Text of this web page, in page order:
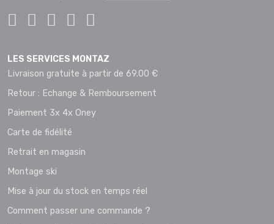
LES SERVICES MONTAZ
Livraison gratuite à partir de 69.00 €
Retour : Echange & Remboursement
Paiement 3x 4x Oney
Carte de fidélité
Retrait en magasin
Montage ski
Mise à jour du stock en temps réel
Comment passer une commande ?